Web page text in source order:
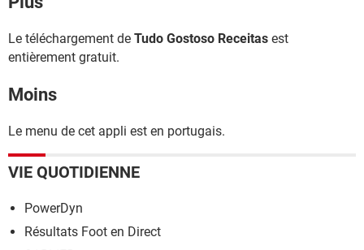
Le téléchargement de Tudo Gostoso Receitas est
entièrement gratuit.
Moins
Le menu de cet appli est en portugais.
VIE QUOTIDIENNE
PowerDyn
Résultats Foot en Direct